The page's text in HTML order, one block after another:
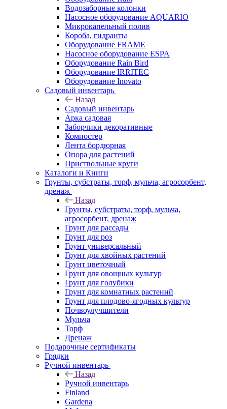
Водозаборные колонки
Насосное оборудование AQUARIO
Микрокапельный полив
Короба, гидранты
Оборудование FRAME
Насосное оборудование ESPA
Оборудование Rain Bird
Оборудование IRRITEC
Оборудование Inovato
Садовый инвентарь
Назад
Садовый инвентарь
Арка садовая
Заборчики декоративные
Компостер
Лента бордюрная
Опора для растений
Приствольные круги
Каталоги и Книги
Грунты, субстраты, торф, мульча, агросорбент,
дренаж
Назад
Грунты, субстраты, торф, мульча,
агросорбент, дренаж
Грунт для рассады
Грунт для роз
Грунт универсальный
Грунт для хвойных растений
Грунт цветочный
Грунт для овощных культур
Грунт для голубики
Грунт для комнатных растений
Грунт для плодово-ягодных культур
Почвоулучшители
Мульча
Торф
Дренаж
Подарочные сертификаты
Грядки
Ручной инвентарь
Назад
Ручной инвентарь
Finland
Gardena